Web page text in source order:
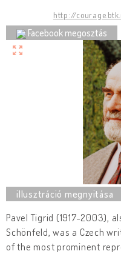
http://
Facebook megosztás
Pavel Tigrid (1917-2003),
Schönfeld, was a Czech
of the most prominent